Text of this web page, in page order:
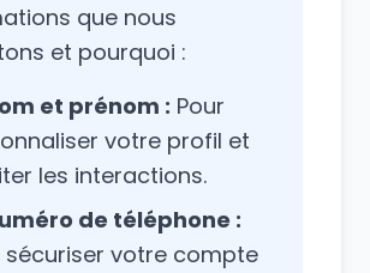
que nous
et pourquoi :
et prénom : Pour
votre profil et
les interactions.
de téléphone :
sécuriser votre compte